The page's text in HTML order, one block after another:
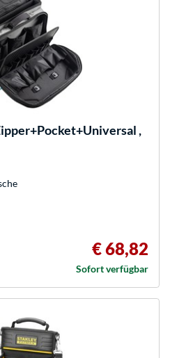
,
€ 68,82
Sofort verfügbar